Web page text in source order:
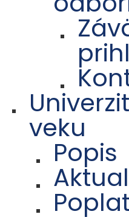
veku
Popis